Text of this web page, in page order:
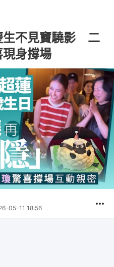
生不見竇驍影 二
身撐場
05-11 18:56